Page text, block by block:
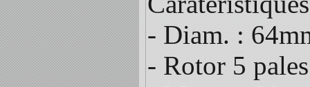
- Diam. :
- Rotor 5 pales